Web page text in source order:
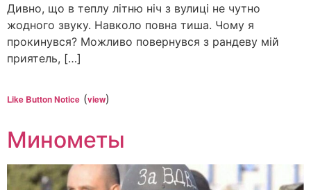
Дивно, що в теплу літню ніч з вулиці не чутно
жодного звуку. Навколо повна тиша. Чому я
прокинувся? Можливо повернувся з рандеву мій
приятель, […]
Like Button Notice (view)
Минометы